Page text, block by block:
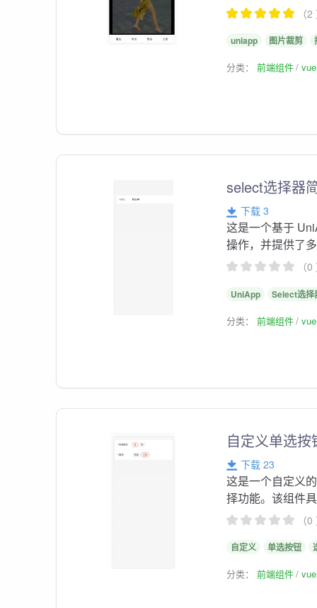
（
uniapp 图片裁剪
分类：前端组件
select选择器
下载 3
这是一个基于
操作，并提供了
（
UniApp Select选择
分类：前端组件
自定义单选
下载 23
这是一个自定义
择功能。该组件
（
自定义 单选按钮
分类：前端组件